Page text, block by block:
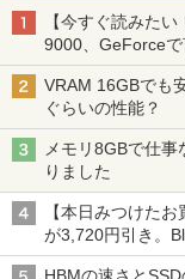
【今すぐ読みた
9000、GeForce
VRAM 16GBでも
ぐらいの性能？
メモリ8GBで仕
りました
【本日みつけた
が3,720円引き。